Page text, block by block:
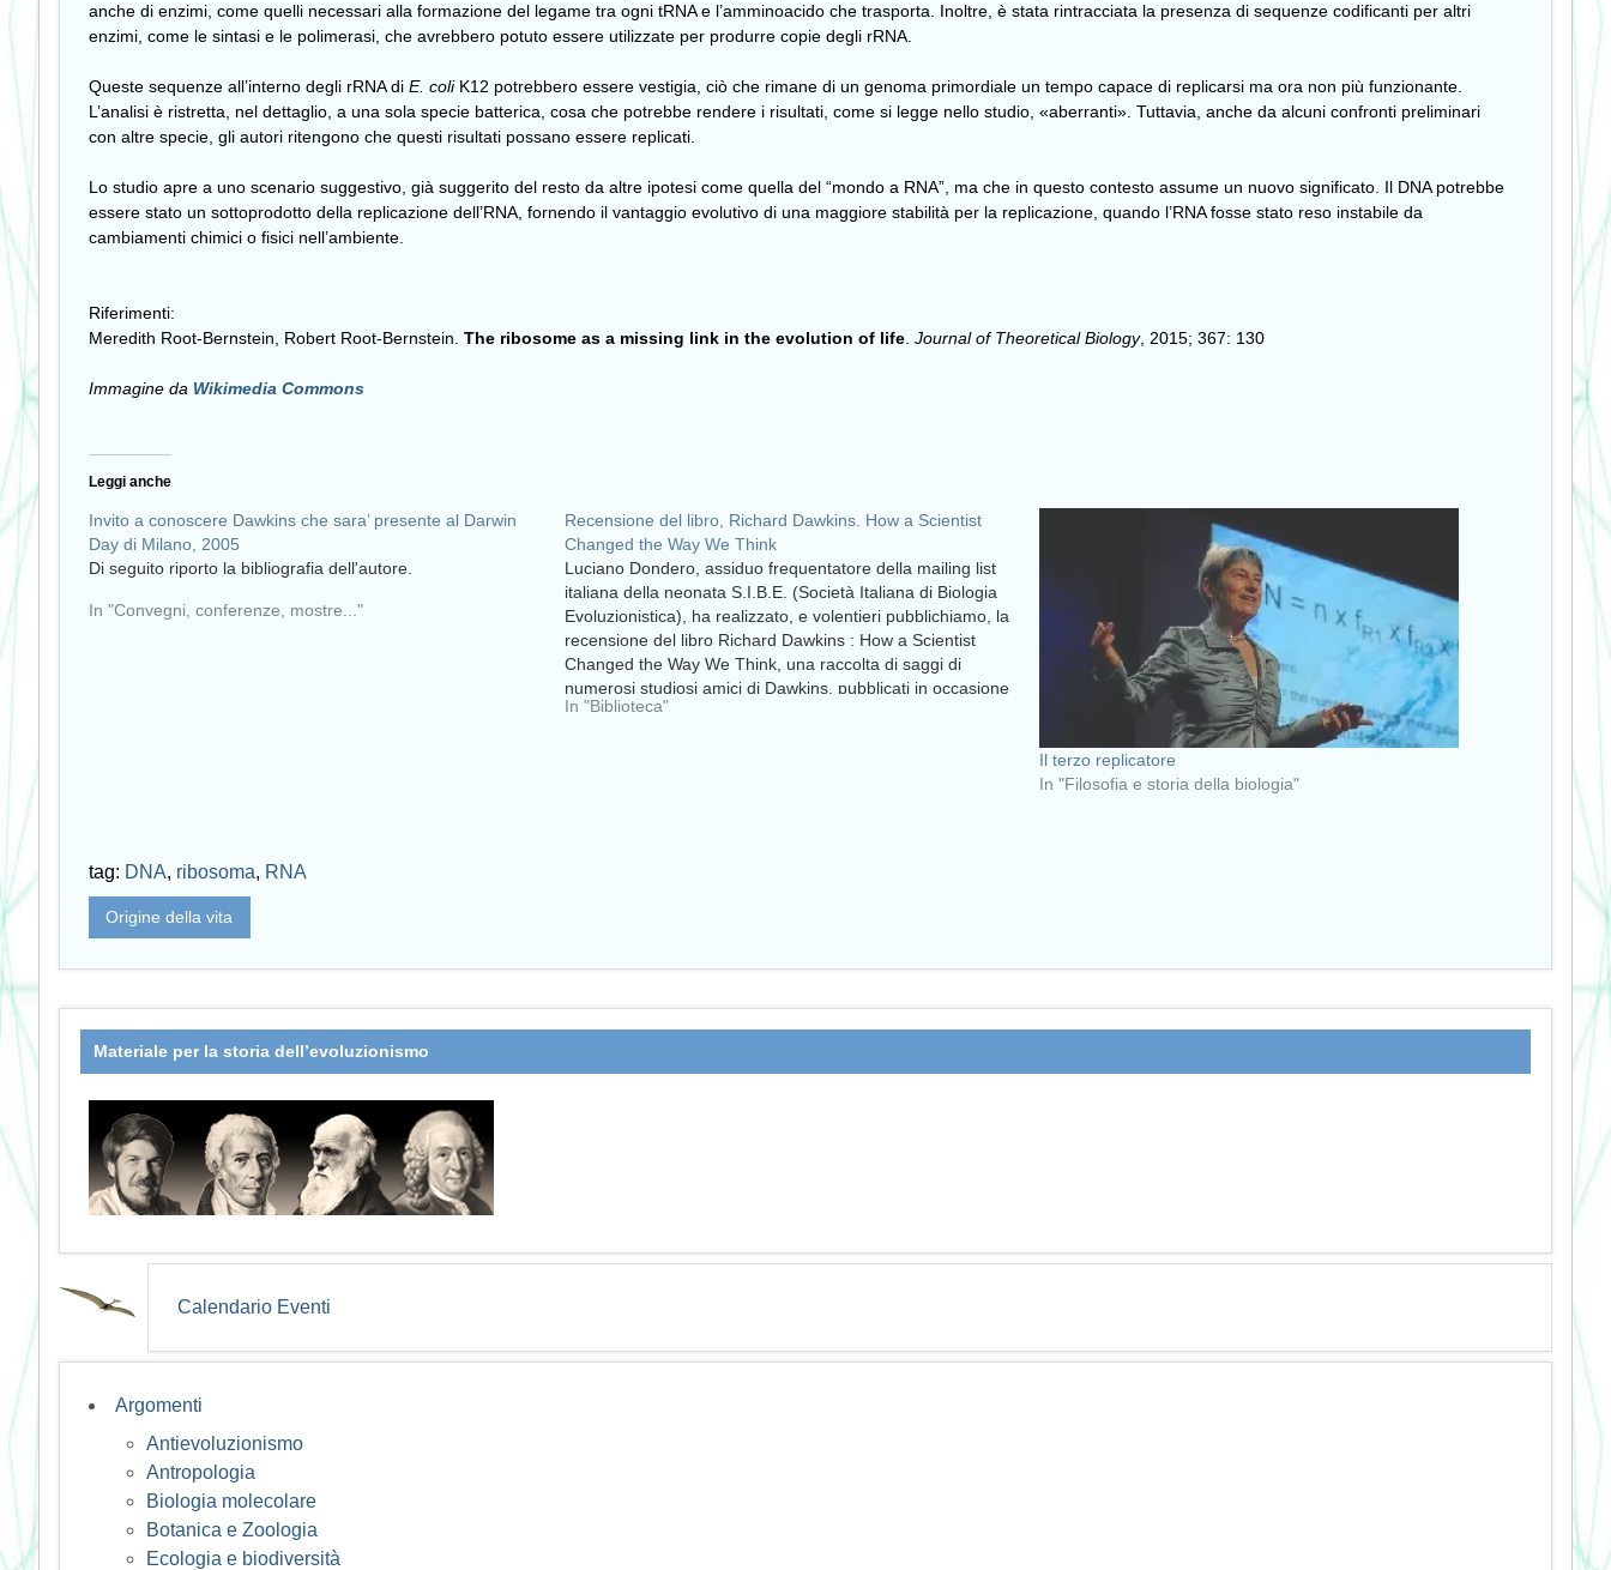
anche di enzimi, come quelli necessari alla formazione del legame tra ogni tRNA e l’amminoacido che trasporta. Inoltre, è stata rintracciata la presenza di sequenze codificanti per altri
enzimi, come le sintasi e le polimerasi, che avrebbero potuto essere utilizzate per produrre copie degli rRNA.
Queste sequenze all’interno degli rRNA di E. coli K12 potrebbero essere vestigia, ciò che rimane di un genoma primordiale un tempo capace di replicarsi ma ora non più funzionante.
L’analisi è ristretta, nel dettaglio, a una sola specie batterica, cosa che potrebbe rendere i risultati, come si legge nello studio, «aberranti». Tuttavia, anche da alcuni confronti preliminari
con altre specie, gli autori ritengono che questi risultati possano essere replicati.
Lo studio apre a uno scenario suggestivo, già suggerito del resto da altre ipotesi come quella del “mondo a RNA”, ma che in questo contesto assume un nuovo significato. Il DNA potrebbe
essere stato un sottoprodotto della replicazione dell’RNA, fornendo il vantaggio evolutivo di una maggiore stabilità per la replicazione, quando l’RNA fosse stato reso instabile da
cambiamenti chimici o fisici nell’ambiente.
Riferimenti:
Meredith Root-Bernstein, Robert Root-Bernstein. The ribosome as a missing link in the evolution of life Journal of Theoretical Biology, 2015; 367: 130
Immagine da Wikimedia Commons
Leggi anche
Invito a conoscere Dawkins che sara’ presente al Darwin
Day di Milano, 2005
Di seguito riporto la bibliografia dell'autore.
In "Convegni, conferenze, mostre..."
Recensione del libro, Richard Dawkins. How a Scientist
Changed the Way We Think
Luciano Dondero, assiduo frequentatore della mailing list
italiana della neonata S.I.B.E. (Società Italiana di Biologia
Evoluzionistica), ha realizzato, e volentieri pubblichiamo, la
recensione del libro Richard Dawkins : How a Scientist
Changed the Way We Think, una raccolta di saggi di
numerosi studiosi amici di Dawkins, pubblicati in occasione
del…
In "Biblioteca"
Il terzo replicatore
In "Filosofia e storia della biologia"
tag: DNA, ribosoma, RNA
Origine della vita
Materiale per la storia dell’evoluzionismo
Calendario Eventi
Argomenti
Antievoluzionismo
Antropologia
Biologia molecolare
Botanica e Zoologia
Ecologia e biodiversità